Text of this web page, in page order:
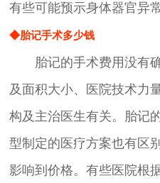
有些可能预示身体器官异
◆胎记手术多少钱
胎记的手术费用没有确
及面积大小、医院技术力
构及主治医生有关。胎记
型制定的医疗方案也有区
影响到价格。有些医院根